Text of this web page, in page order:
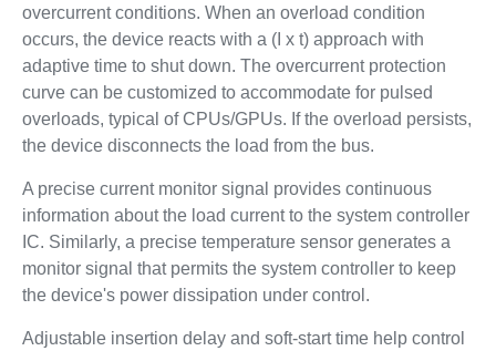
overcurrent conditions. When an overload condition
occurs, the device reacts with a (I x t) approach with
adaptive time to shut down. The overcurrent protection
curve can be customized to accommodate for pulsed
overloads, typical of CPUs/GPUs. If the overload persists,
the device disconnects the load from the bus.
A precise current monitor signal provides continuous
information about the load current to the system controller
IC. Similarly, a precise temperature sensor generates a
monitor signal that permits the system controller to keep
the device's power dissipation under control.
Adjustable insertion delay and soft-start time help control